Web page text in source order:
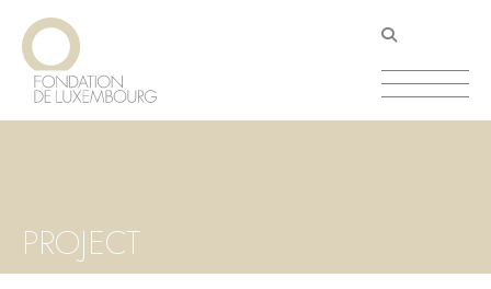
Aller
contenu
principal
PROJECT
Panneau de gestion des cookies